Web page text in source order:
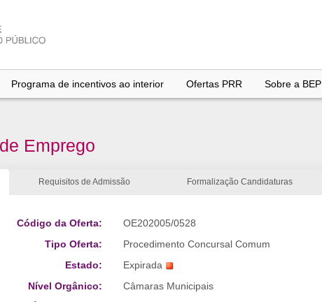
Programa de incentivos ao interior Ofertas PRR Sobre a BEP
Emprego
Requisitos de Admissão Formalização Candidaturas
Código da Oferta:
OE202005/0528
Tipo Oferta:
Procedimento Concursal Comum
Estado:
Expirada
Nível Orgânico:
Câmaras Municipais